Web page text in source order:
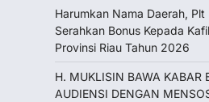
Harumkan Nama Daerah,
Serahkan Bonus Kepada
Provinsi Riau Tahun 2026
H. MUKLISIN BAWA KABAR
‎AUDIENSI DENGAN